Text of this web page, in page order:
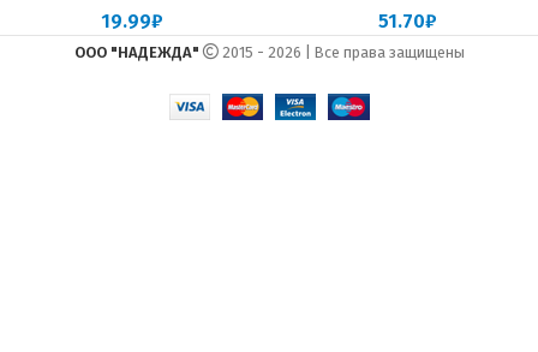
19.99₽ 51.70₽
ООО "НАДЕЖДА" 2015 - 2026 | Все права защищены